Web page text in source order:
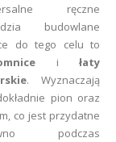
ręczne
budowlane
do tego celu to
i łaty
. Wyznaczają
pion oraz
co jest przydatne
podczas